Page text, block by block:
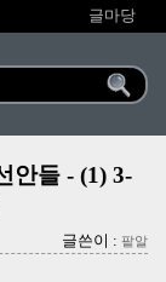
글마당
안들 - (1) 3-
글쓴이 : 팥알